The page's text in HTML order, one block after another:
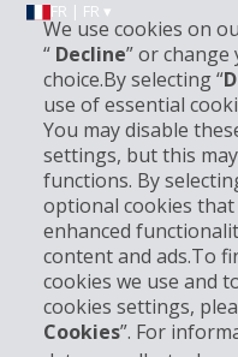
We use cookies on
“ Decline” or
choice.By selecting “
use of essential
You may disable
settings, but this
functions. By
optional cookies
enhanced
content and ads.To
cookies we use and
cookies settings,
Cookies”. For
FR | FR ▾
Informations sur
Entreprise
Support client
Réserver avec Hertz